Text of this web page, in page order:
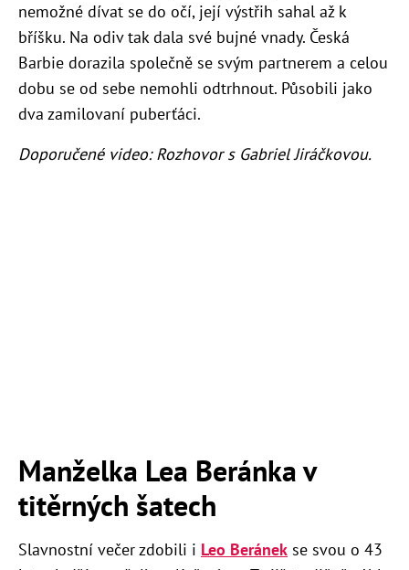
nemožné dívat se do očí, její výstřih sahal až k
bříšku. Na odiv tak dala své bujné vnady. Česká
Barbie dorazila společně se svým partnerem a celou
dobu se od sebe nemohli odtrhnout. Působili jako
dva zamilovaní puberťáci.
Doporučené video: Rozhovor s Gabriel Jiráčkovou.
Manželka Lea Beránka v
titěrných šatech
Slavnostní večer zdobili i Leo Beránek se svou o 43